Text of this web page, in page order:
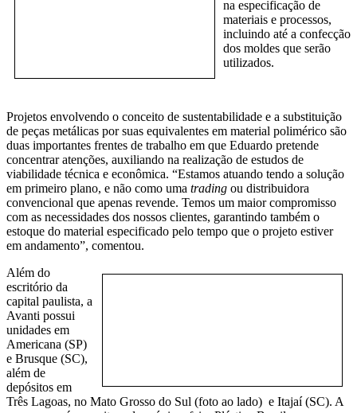
na especificação de
materiais e processos,
incluindo até a confecção
dos moldes que serão
utilizados.
Projetos envolvendo o conceito de sustentabilidade e a substituição
de peças metálicas por suas equivalentes em material polimérico são
duas importantes frentes de trabalho em que Eduardo pretende
concentrar atenções, auxiliando na realização de estudos de
viabilidade técnica e econômica. “Estamos atuando tendo a solução
em primeiro plano, e não como uma trading ou distribuidora
convencional que apenas revende. Temos um maior compromisso
com as necessidades dos nossos clientes, garantindo também o
estoque do material especificado pelo tempo que o projeto estiver
em andamento”, comentou.
Além do
escritório da
capital paulista, a
Avanti possui
unidades em
Americana (SP)
e Brusque (SC),
além de
depósitos em
Três Lagoas, no Mato Grosso do Sul (foto ao lado) e Itajaí (SC). A